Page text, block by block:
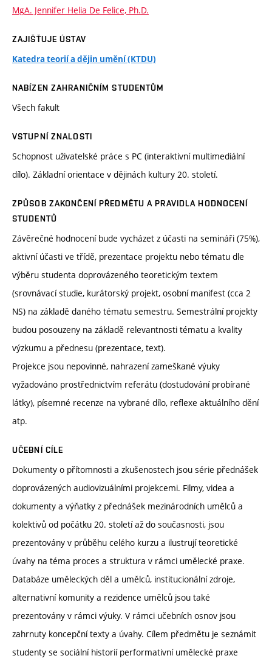
MgA. Jennifer Helia De Felice, Ph.D.
ZAJIŠŤUJE ÚSTAV
Katedra teorií a dějin umění (KTDU)
NABÍZEN ZAHRANIČNÍM STUDENTŮM
Všech fakult
VSTUPNÍ ZNALOSTI
Schopnost uživatelské práce s PC (interaktivní multimediální
dílo). Základní orientace v dějinách kultury 20. století.
ZPŮSOB ZAKONČENÍ PŘEDMĚTU A PRAVIDLA HODNOCENÍ
STUDENTŮ
Závěrečné hodnocení bude vycházet z účasti na semináři (75%),
aktivní účasti ve třídě, prezentace projektu nebo tématu dle
výběru studenta doprovázeného teoretickým textem
(srovnávací studie, kurátorský projekt, osobní manifest (cca 2
NS) na základě daného tématu semestru. Semestrální projekty
budou posouzeny na základě relevantnosti tématu a kvality
výzkumu a přednesu (prezentace, text).
Projekce jsou nepovinné, nahrazení zameškané výuky
vyžadováno prostřednictvím referátu (dostudování probírané
látky), písemné recenze na vybrané dílo, reflexe aktuálního dění
atp.
UČEBNÍ CÍLE
Dokumenty o přítomnosti a zkušenostech jsou série přednášek
doprovázených audiovizuálními projekcemi. Filmy, videa a
dokumenty a výňatky z přednášek mezinárodních umělců a
kolektivů od počátku 20. století až do současnosti, jsou
prezentovány v průběhu celého kurzu a ilustrují teoretické
úvahy na téma proces a struktura v rámci umělecké praxe.
Databáze uměleckých děl a umělců, institucionální zdroje,
alternativní komunity a rezidence umělců jsou také
prezentovány v rámci výuky. V rámci učebních osnov jsou
zahrnuty koncepční texty a úvahy. Cílem předmětu je seznámit
studenty se sociální historií performativní umělecké praxe